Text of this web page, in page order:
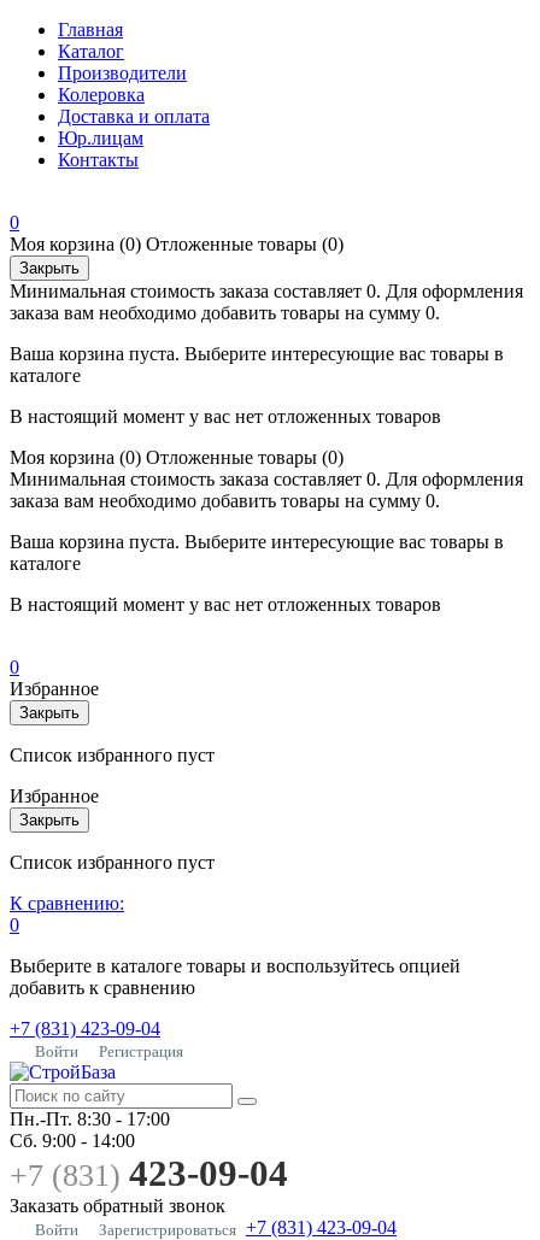
Главная
Каталог
Производители
Колеровка
Доставка и оплата
Юр.лицам
Контакты
0
Моя корзина (0) Отложенные товары (0)
Закрыть
Минимальная стоимость заказа составляет 0. Для оформления
заказа вам необходимо добавить товары на сумму 0.
Ваша корзина пуста. Выберите интересующие вас товары в
каталоге
В настоящий момент у вас нет отложенных товаров
Моя корзина (0) Отложенные товары (0)
Минимальная стоимость заказа составляет 0. Для оформления
заказа вам необходимо добавить товары на сумму 0.
Ваша корзина пуста. Выберите интересующие вас товары в
каталоге
В настоящий момент у вас нет отложенных товаров
0
Избранное
Закрыть
Список избранного пуст
Избранное
Закрыть
Список избранного пуст
К сравнению:
0
Выберите в каталоге товары и воспользуйтесь опцией
добавить к сравнению
+7 (831) 423-09-04
Войти Регистрация
Пн.-Пт. 8:30 - 17:00
Сб. 9:00 - 14:00
+7 (831) 423-09-04
Заказать обратный звонок
Войти Зарегистрироваться +7 (831) 423-09-04